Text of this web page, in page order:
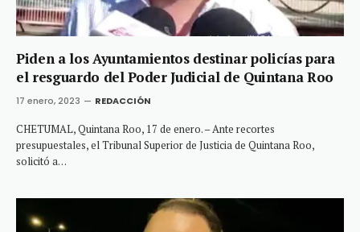
Piden a los Ayuntamientos destinar policías para
el resguardo del Poder Judicial de Quintana Roo
17 enero, 2023 REDACCIÓN
CHETUMAL, Quintana Roo, 17 de enero. – Ante recortes
presupuestales, el Tribunal Superior de Justicia de Quintana Roo,
solicitó a…